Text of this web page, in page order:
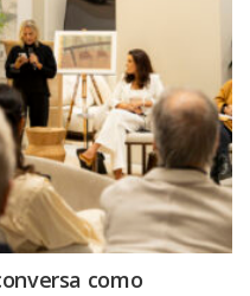
como